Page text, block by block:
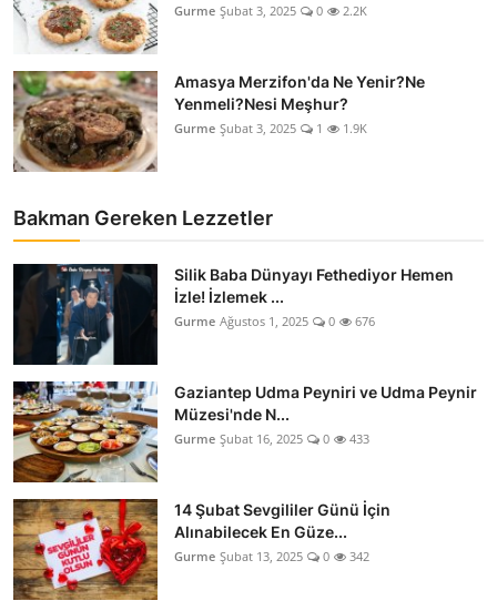
Gurme Şubat 3, 2025 0 2.2K
Amasya Merzifon'da Ne Yenir?Ne
Yenmeli?Nesi Meşhur?
Gurme Şubat 3, 2025 1 1.9K
Bakman Gereken Lezzetler
Silik Baba Dünyayı Fethediyor Hemen
İzle! İzlemek ...
Gurme Ağustos 1, 2025 0 676
Gaziantep Udma Peyniri ve Udma Peynir
Müzesi'nde N...
Gurme Şubat 16, 2025 0 433
14 Şubat Sevgililer Günü İçin
Alınabilecek En Güze...
Gurme Şubat 13, 2025 0 342